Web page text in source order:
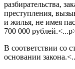
разбирательства,
преступления,
и жилья, не имея
700 000
В соответствии со
основании